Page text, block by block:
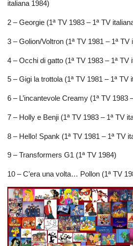
italiana 1984)
2 – Georgie (1ª TV 1983 – 1ª TV
3 – Golion/Voltron (1ª TV 1981 – 1ª TV
4 – Occhi di gatto (1ª TV 1983 – 1ª TV
5 – Gigi la trottola (1ª TV 1981 – 1ª TV
6 – L’incantevole Creamy (1ª TV 1983
7 – Holly e Benji (1ª TV 1983 – 1ª TV
8 – Hello! Spank (1ª TV 1981 – 1ª TV
9 – Transformers G1 (1ª TV 1984)
10 – C’era una volta… Pollon (1ª TV